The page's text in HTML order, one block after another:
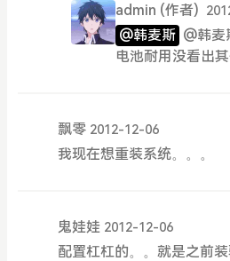
admin (作者)
@韩麦斯 @韩麦
电池耐用没看出
飘零 2012-12-06
我现在想重装系统。。。
鬼娃娃 2012-12-06
配置杠杠的。。就是之前